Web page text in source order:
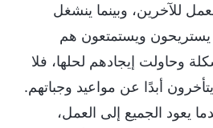
للآخرين، وبينما ينشغل
يستريحون ويستمتعون هم
وحاولت إيجادهم لحلها، فلا
أبدًا عن مواعيد وجباتهم.
يعود الجميع إلى العمل،